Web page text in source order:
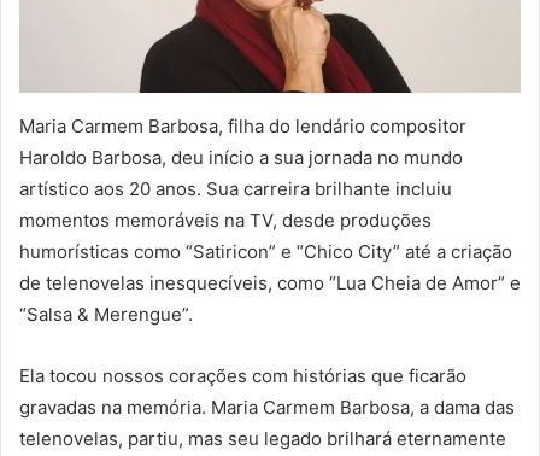
Maria Carmem Barbosa, filha do lendário compositor
Haroldo Barbosa, deu início a sua jornada no mundo
artístico aos 20 anos. Sua carreira brilhante incluiu
momentos memoráveis na TV, desde produções
humorísticas como “Satiricon” e “Chico City” até a criação
de telenovelas inesquecíveis, como “Lua Cheia de Amor” e
“Salsa & Merengue”.
Ela tocou nossos corações com histórias que ficarão
gravadas na memória. Maria Carmem Barbosa, a dama das
telenovelas, partiu, mas seu legado brilhará eternamente